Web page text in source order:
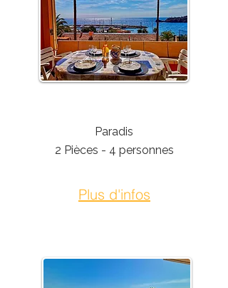
Paradis
2 Pièces - 4 personnes
Plus d'infos